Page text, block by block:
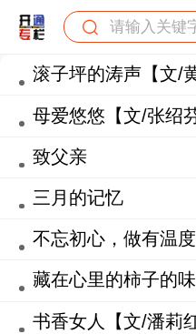
滚子坪的涛声【文/
母爱悠悠【文/张绍
致父亲
三月的记忆
不忘初心，做有温
藏在心里的柿子的
书香女人【文/潘莉